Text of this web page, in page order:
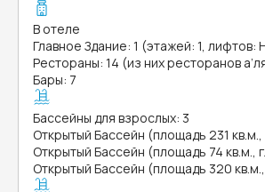
В отеле
Главное Здание: 1 (этажей: 1, лифтов:
Рестораны: 14 (из них ресторанов
Бары: 7
Бассейны для взрослых: 3
Открытый Бассейн (площадь 231 кв.м.,
Открытый Бассейн (площадь 74 кв.м.,
Открытый Бассейн (площадь 320